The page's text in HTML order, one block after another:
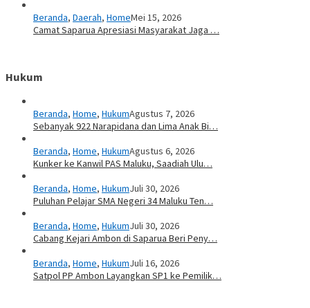
Beranda, Daerah, HomeMei 15, 2026
Camat Saparua Apresiasi Masyarakat Jaga …
Hukum
Beranda, Home, HukumAgustus 7, 2026
Sebanyak 922 Narapidana dan Lima Anak Bi…
Beranda, Home, HukumAgustus 6, 2026
Kunker ke Kanwil PAS Maluku, Saadiah Ulu…
Beranda, Home, HukumJuli 30, 2026
Puluhan Pelajar SMA Negeri 34 Maluku Ten…
Beranda, Home, HukumJuli 30, 2026
Cabang Kejari Ambon di Saparua Beri Peny…
Beranda, Home, HukumJuli 16, 2026
Satpol PP Ambon Layangkan SP1 ke Pemilik…